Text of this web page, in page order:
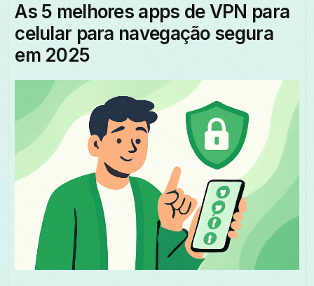
As 5 melhores apps de VPN para
celular para navegação segura
em 2025